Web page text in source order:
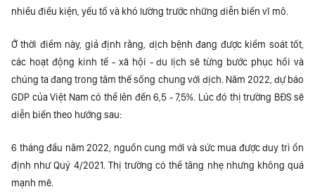
nhiều điều kiện, yếu tố và khó lường trước những diễn biến vĩ mô.
Ở thời điểm này, giả định rằng, dịch bệnh đang được kiểm soát tốt,
các hoạt động kinh tế - xã hội - du lịch sẽ từng bước phục hồi và
chúng ta đang trong tâm thế sống chung với dịch. Năm 2022, dự báo
GDP của Việt Nam có thể lên đến 6,5 - 7,5%. Lúc đó thị trường BĐS sẽ
diễn biến theo hướng sau:
6 tháng đầu năm 2022, nguồn cung mới và sức mua được duy trì ổn
định như Quý 4/2021. Thị trường có thể tăng nhẹ nhưng không quá
mạnh mẽ.